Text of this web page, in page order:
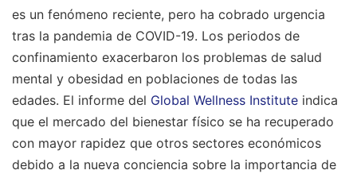
es un fenómeno reciente, pero ha cobrado urgencia
tras la pandemia de COVID-19. Los periodos de
confinamiento exacerbaron los problemas de salud
mental y obesidad en poblaciones de todas las
edades. El informe del Global Wellness Institute indica
que el mercado del bienestar físico se ha recuperado
con mayor rapidez que otros sectores económicos
debido a la nueva conciencia sobre la importancia de